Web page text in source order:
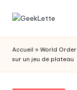
Skip
G
e
e
k
les
Accueil » World
sur un jeu de plateau